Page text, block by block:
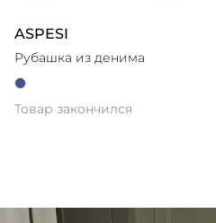
ASPESI
Рубашка из денима
Товар закончился